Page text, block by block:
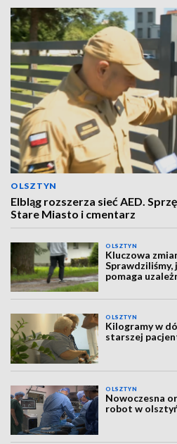
OLSZTYN
Elbląg rozszerza sieć AED.
Stare Miasto i cmentarz
OLSZTYN
Kluczowa
Sprawdziliśmy,
pomaga
OLSZTYN
Kilogramy w
starszej
OLSZTYN
Nowoczesna
robot w